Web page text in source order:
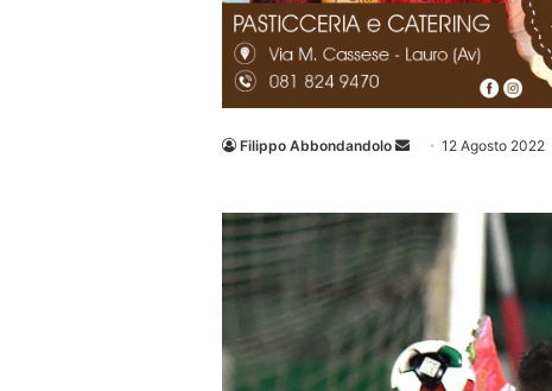
Filippo Abbondandolo
Invia 12 Agosto 2022